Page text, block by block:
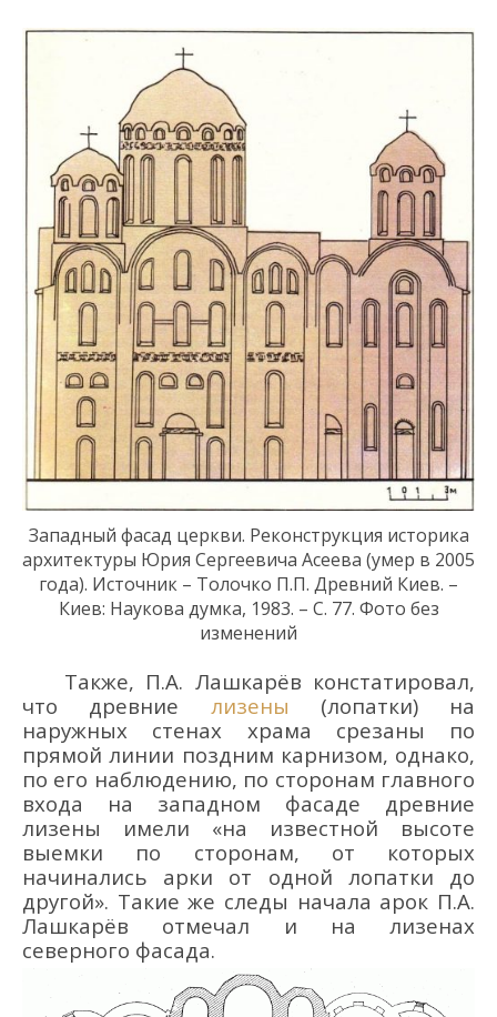
Западный фасад церкви. Реконструкция историка
архитектуры Юрия Сергеевича Асеева (умер в 2005
года). Источник – Толочко П.П. Древний Киев. –
Киев: Наукова думка, 1983. – С. 77. Фото без
изменений
Также, П.А. Лашкарёв констатировал,
что древние лизены (лопатки) на
наружных стенах храма срезаны по
прямой линии поздним карнизом, однако,
по его наблюдению, по сторонам главного
входа на западном фасаде древние
лизены имели «на известной высоте
выемки по сторонам, от которых
начинались арки от одной лопатки до
другой». Такие же следы начала арок П.А.
Лашкарёв отмечал и на лизенах
северного фасада.